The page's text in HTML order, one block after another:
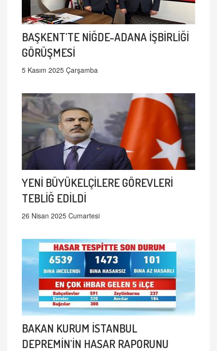
BAŞKENT'TE NİĞDE-ADANA İŞBİRLİĞİ
GÖRÜŞMESİ
5 Kasım 2025 Çarşamba
YENİ BÜYÜKELÇİLERE GÖREVLERİ
TEBLİĞ EDİLDİ
26 Nisan 2025 Cumartesi
BAKAN KURUM İSTANBUL
DEPREMİN'İN HASAR RAPORUNU